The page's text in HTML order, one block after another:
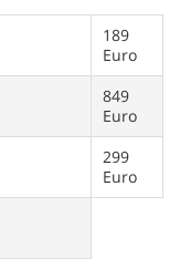
189
Euro
849
Euro
299
Euro